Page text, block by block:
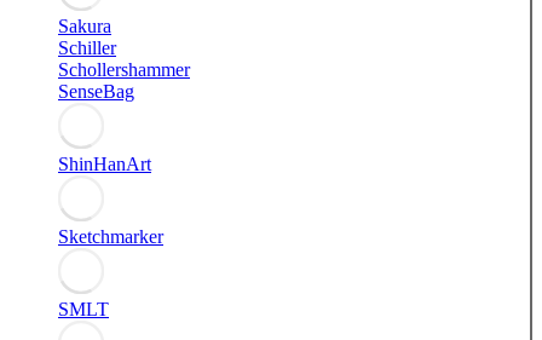
Sakura
Schiller
Schollershammer
SenseBag
ShinHanArt
Sketchmarker
SMLT